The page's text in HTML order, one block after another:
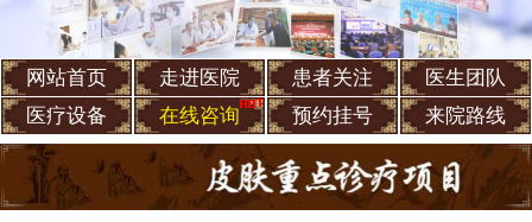
网站首页 走进医院 患者关注
医生团队
医疗设备
在线咨询 预约挂号 来院路线